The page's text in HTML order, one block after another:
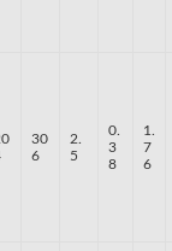
30
6
2.
5
0.
3
8
1.
7
6